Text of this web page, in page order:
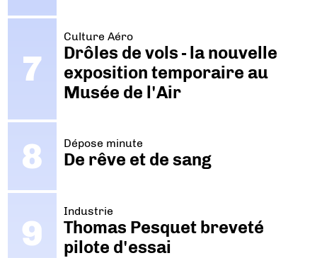
Culture Aéro
Drôles de vols - la nouvelle
exposition temporaire au
Musée de l'Air
Dépose minute
De rêve et de sang
Industrie
Thomas Pesquet breveté
pilote d'essai